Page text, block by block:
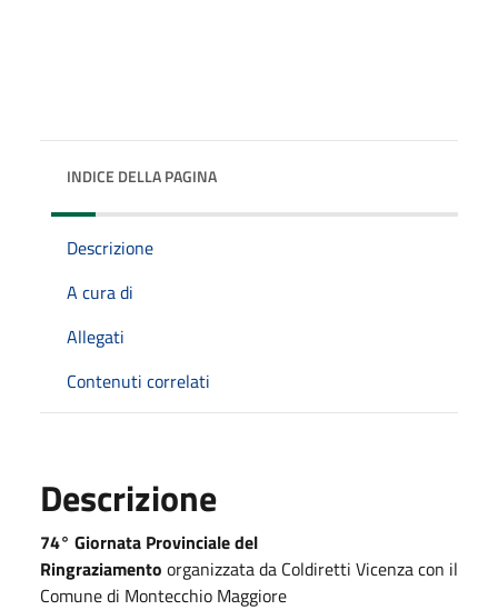
INDICE DELLA PAGINA
Descrizione
A cura di
Allegati
Contenuti correlati
Descrizione
74° Giornata Provinciale del
Ringraziamento organizzata da Coldiretti Vicenza con il
Comune di Montecchio Maggiore